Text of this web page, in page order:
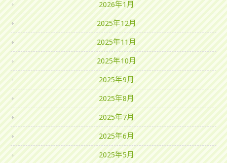
2026年1月
2025年12月
2025年11月
2025年10月
2025年9月
2025年8月
2025年7月
2025年6月
2025年5月